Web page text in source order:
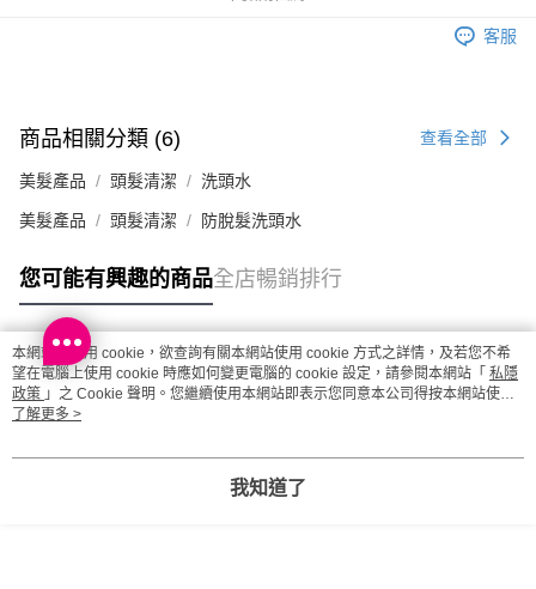
客服
商品相關分類 (6) 查看全部
美髮產品 頭髮清潔 洗頭水
美髮產品 頭髮清潔 防脫髮洗頭水
您可能有興趣的商品全店暢銷排行
熱門標籤
熱銷排行
本網站中使用 cookie，欲查詢有關本網站使用 cookie 方式之詳情，及若您不希
望在電腦上使用 cookie 時應如何變更電腦的 cookie 設定，請參閱本網站「 私隱
政策 」之 Cookie 聲明。您繼續使用本網站即表示您同意本公司得按本網站使用
條款之 Cookie 聲明使用 cookie。
了解更多 >
我知道了